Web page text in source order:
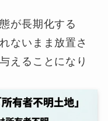
が長期化する
ないまま放置さ
えることになり